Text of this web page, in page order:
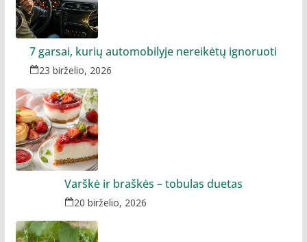
7 garsai, kurių automobilyje nereikėtų ignoruoti
23 birželio, 2026
Varškė ir braškės – tobulas duetas
20 birželio, 2026